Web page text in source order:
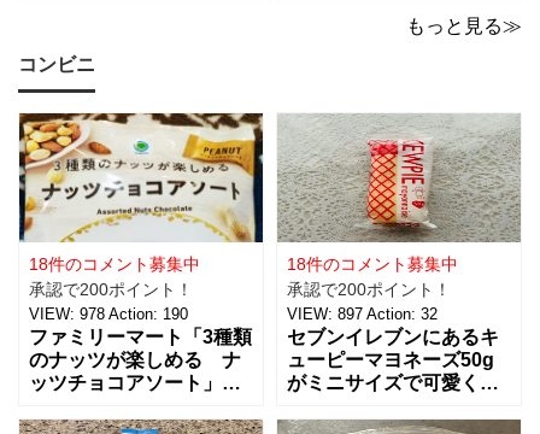
いました。買えないと思
っていたので嬉しい。 サ
イズは、約幅760㎜ x 高
さ530㎜。2枚入っている
ので
ている鍋敷きは木製のも
に100円ショップの100円
商品にはなかったため、
こちらのコル
もっと見る≫
コンビニ
18件のコメント募集中
承認で200ポイント！
VIEW: 978 Action: 190
ファミリーマート「3種類
のナッツが楽しめる ナ
ッツチョコアソート」を
て、ワインに合わせた
18件のコメント募集中
承認で200ポイント！
VIEW: 897 Action: 32
セブンイレブンにあるキ
ューピーマヨネーズ50g
がミニサイズで可愛く
した。 お味は容器が小さ